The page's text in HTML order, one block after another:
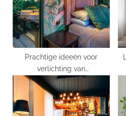
s
t
:
:
Prachtige ideeën voor
verlichting van
keukenkenmerken